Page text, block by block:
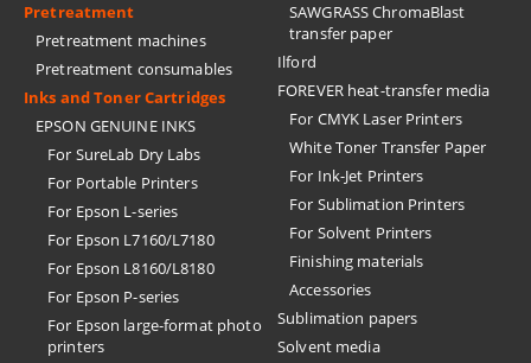
Pretreatment
Pretreatment machines
Pretreatment consumables
Inks and Toner Cartridges
EPSON GENUINE INKS
For SureLab Dry Labs
For Portable Printers
For Epson L-series
For Epson L7160/L7180
For Epson L8160/L8180
For Epson P-series
For Epson large-format photo
printers
SAWGRASS ChromaBlast
transfer paper
Ilford
FOREVER heat-transfer media
For CMYK Laser Printers
White Toner Transfer Paper
For Ink-Jet Printers
For Sublimation Printers
For Solvent Printers
Finishing materials
Accessories
Sublimation papers
Solvent media